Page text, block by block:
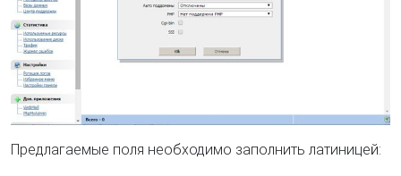
Предлагаемые поля необходимо заполнить латиницей: